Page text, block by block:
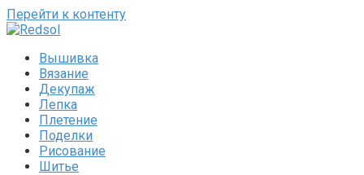
Перейти к контенту
Вышивка
Вязание
Декупаж
Лепка
Плетение
Поделки
Рисование
Шитье